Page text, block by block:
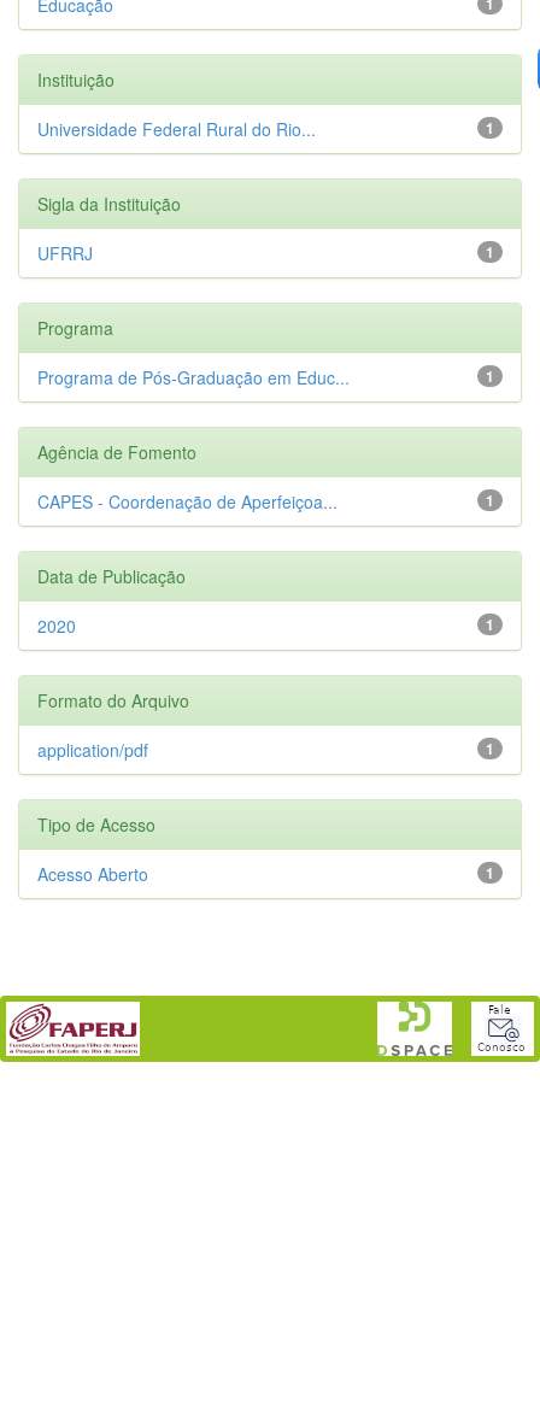
Instituição
1
Universidade Federal Rural do Rio...
Sigla da Instituição
1
UFRRJ
Programa
1
Programa de Pós-Graduação em Educ...
Agência de Fomento
1
CAPES - Coordenação de Aperfeiçoa...
Data de Publicação
1
2020
Formato do Arquivo
1
application/pdf
Tipo de Acesso
1
Acesso Aberto